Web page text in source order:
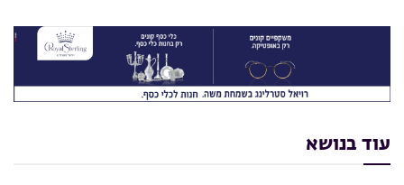
עוד בנושא